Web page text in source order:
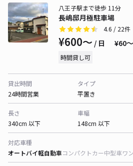
長嶋邸月極駐車場
八王子駅まで徒歩 11分
4.6 / 22件
¥600〜 / 日 ¥60
時間貸し可
貸出時間
24時間営業
タイプ
平置き
長さ
340cm 以下
車幅
148cm 以下
対応車種
オートバイ軽自動車コンパクトカー中型車ワ